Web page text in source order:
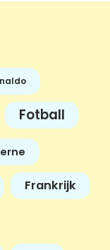
Fotball
Frankrijk